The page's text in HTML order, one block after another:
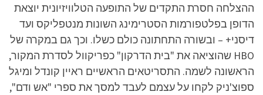
ההצלחה חסרת התקדים של התופעה הטלוויזיונית יוצאת
הדופן בפלטפורמות הסטרימינג השונות מנטפליקס ועד
דיסני+ – ובשורה התחתונה כולם כשלו. וכך גם במקרה של
HBO שהוציאה את "בית הדרקון" כפריקוול לסדרת המקור,
הראשונה לשמה. התסריטאים הראשיים ראיין קונדל ומיגל
ספוצ'ניק לקחו על עצמם לעבד למסך את ספרי "אש ודם",